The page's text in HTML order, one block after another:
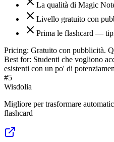
La qualità di Magic
Livello gratuito con
Prima le flashcard —
Pricing: Gratuito con pubblicità.
Best for: Studenti che vogliono
esistenti con un po' di
#5
Wisdolia
Migliore per trasformare
flashcard